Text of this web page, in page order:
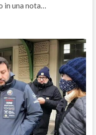
in una nota…